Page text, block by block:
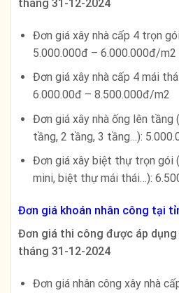
tháng 31-12-2024
Đơn giá xây nhà cấp 4 trọn
5.000.000đ – 6.000.000đ/m2
Đơn giá xây nhà cấp 4 mái
6.000.00đ – 8.500.000đ/m2
Đơn giá xây nhà ống lên tầng
tầng, 2 tầng, 3 tầng…):
Đơn giá xây biệt thự trọn
mini, biệt thự mái thái…):
Đơn giá khoán nhân công tại
Đơn giá thi công được áp
tháng 31-12-2024
Đơn giá nhân công xây nhà